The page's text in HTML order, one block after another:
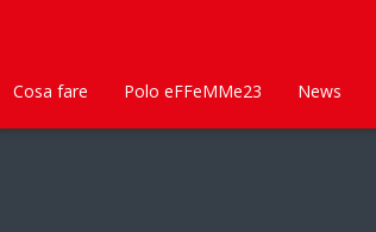
Cosa fare Polo eFFeMMe23 News